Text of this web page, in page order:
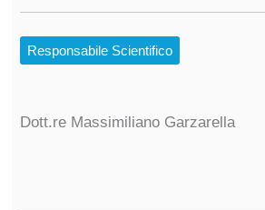
Responsabile Scientifico
Dott.re Massimiliano Garzarella